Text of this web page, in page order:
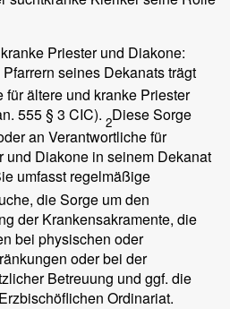
Priester und Diakone:
seines Dekanats trägt
ältere und kranke Priester
555 § 3 CIC). 2Diese Sorge
an Verantwortliche für
und Diakone in seinem Dekanat
umfasst regelmäßige
die Sorge um den
der Krankensakramente, die
bei physischen oder
oder bei der
Betreuung und ggf. die
Ordinariat.